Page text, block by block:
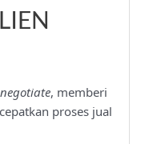
negotiate, memberi
proses jual